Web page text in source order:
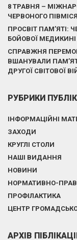
8 ТРАВНЯ –
ЧЕРВОНОГО
ПРОСВІТ ПАМ’ЯТІ:
БОЙОВОЇ
СПРАВЖНЯ
ВШАНУВАЛИ
ДРУГОЇ СВІТОВОЇ
РУБРИКИ
ІНФОРМАЦІЙНІ
ЗАХОДИ
КРУГЛІ СТОЛИ
НАШІ ВИДАННЯ
НОВИНИ
НОРМАТИВНО-
ПРОФІЛАКТИКА
ЦЕНТР
АРХІВ